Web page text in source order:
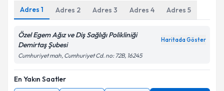
Adres 1 Adres 2 Adres 3 Adres 4 Adres 5
Özel Egem Ağız ve Diş Sağlığı Polikliniği
Demirtaş Şubesi
Haritada Göster
Cumhuriyet mah, Cumhuriyet Cd. no: 72B, 16245
En Yakın Saatler